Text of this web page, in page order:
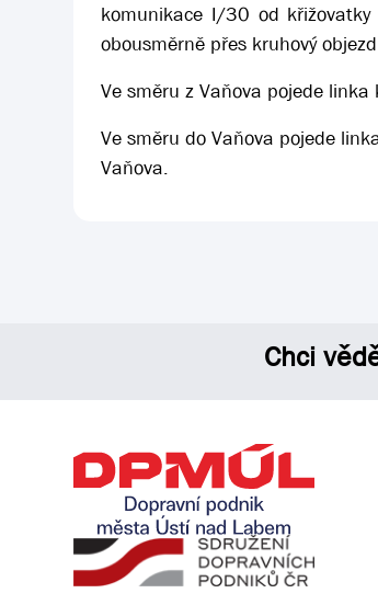
komunikace I/30 od
obousměrně přes kruhový
Ve směru z Vaňova pojede
Ve směru do Vaňova pojede
Vaňova.
Chci